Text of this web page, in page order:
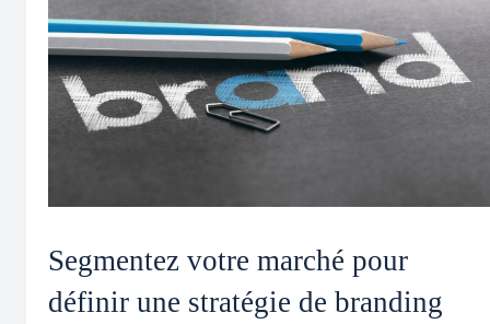
Segmentez votre marché pour
définir une stratégie de branding